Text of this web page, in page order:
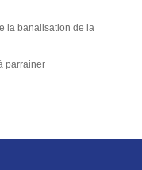
la banalisation de la
parrainer